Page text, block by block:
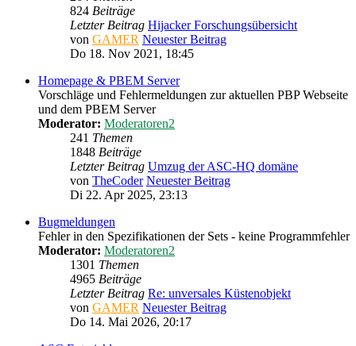
824 Beiträge
Letzter Beitrag Hijacker Forschungsübersicht
von GAMER Neuester Beitrag
Do 18. Nov 2021, 18:45
Homepage & PBEM Server
Vorschläge und Fehlermeldungen zur aktuellen PBP Webseite
und dem PBEM Server
Moderator: Moderatoren2
241 Themen
1848 Beiträge
Letzter Beitrag Umzug der ASC-HQ domäne
von TheCoder Neuester Beitrag
Di 22. Apr 2025, 23:13
Bugmeldungen
Fehler in den Spezifikationen der Sets - keine Programmfehler
Moderator: Moderatoren2
1301 Themen
4965 Beiträge
Letzter Beitrag Re: unversales Küstenobjekt
von GAMER Neuester Beitrag
Do 14. Mai 2026, 20:17